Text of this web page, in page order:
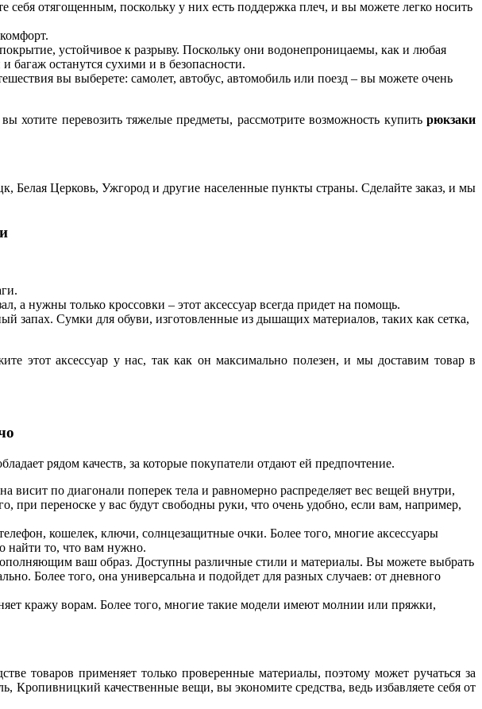
отягощенным, поскольку у них есть поддержка плеч, и вы можете легко носить
устойчивое к разрыву. Поскольку они водонепроницаемы, как и любая
багаж останутся сухими и в безопасности.
вы выберете: самолет, автобус, автомобиль или поезд – вы можете очень
перевозить тяжелые предметы, рассмотрите возможность купить рюкзаки
Белая Церковь, Ужгород и другие населенные пункты страны. Сделайте заказ, и мы
а нужны только кроссовки – этот аксессуар всегда придет на помощь.
запах. Сумки для обуви, изготовленные из дышащих материалов, таких как сетка,
этот аксессуар у нас, так как он максимально полезен, и мы доставим товар в
рядом качеств, за которые покупатели отдают ей предпочтение.
висит по диагонали поперек тела и равномерно распределяет вес вещей внутри,
при переноске у вас будут свободны руки, что очень удобно, если вам, например,
кошелек, ключи, солнцезащитные очки. Более того, многие аксессуары
найти то, что вам нужно.
ваш образ. Доступны различные стили и материалы. Вы можете выбрать
Более того, она универсальна и подойдет для разных случаев: от дневного
кражу ворам. Более того, многие такие модели имеют молнии или пряжки,
товаров применяет только проверенные материалы, поэтому может ручаться за
качественные вещи, вы экономите средства, ведь избавляете себя от